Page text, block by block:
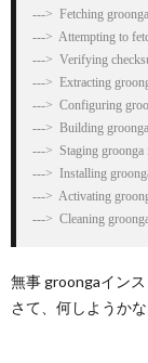
--->  Fetching groonga
--->  Attempting to
--->  Verifying
--->  Extracting
--->  Configuring
--->  Building groonga
--->  Staging groonga
--->  Installing
--->  Activating
--->  Cleaning
無事 groongaイン
さて、何しようかな